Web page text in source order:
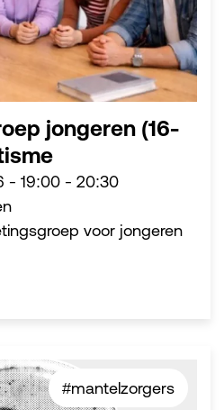
jongeren (16-
- 19:00 - 20:30
voor jongeren
#mantelzorgers